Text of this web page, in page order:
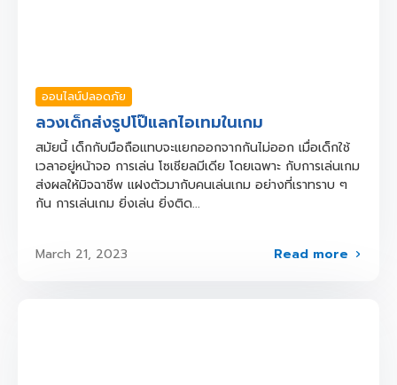
ออนไลน์ปลอดภัย
ลวงเด็กส่งรูปโป๊แลกไอเทมในเกม
สมัยนี้ เด็กกับมือถือแทบจะแยกออกจากกันไม่ออก เมื่อเด็กใช้
เวลาอยู่หน้าจอ การเล่น โซเชียลมีเดีย โดยเฉพาะ กับการเล่นเกม
ส่งผลให้มิจฉาชีพ แฝงตัวมากับคนเล่นเกม อย่างที่เราทราบ ๆ
กัน การเล่นเกม ยิ่งเล่น ยิ่งติด...
March 21, 2023 Read more